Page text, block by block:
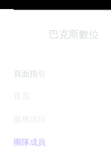
巴克斯數位
頁面指引
團隊成員